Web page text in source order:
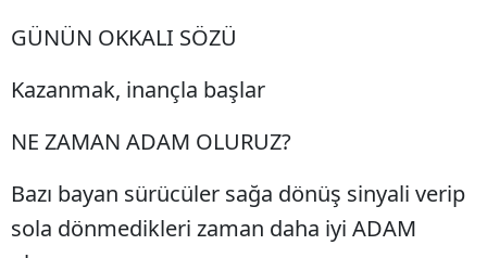
GÜNÜN OKKALI SÖZÜ
Kazanmak, inançla başlar
NE ZAMAN ADAM OLURUZ?
Bazı bayan sürücüler sağa dönüş sinyali verip
sola dönmedikleri zaman daha iyi ADAM